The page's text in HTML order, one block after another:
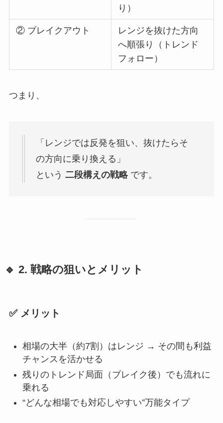
り）
② ブレイクアウト
レンジを抜けた方向
へ順張り（トレンド
フォロー）
つまり、
「レンジでは反発を狙い、抜けたらそ
の方向に乗り換える」
という 二段構えの戦略です。
🔹 2. 戦略の狙いとメリット
✅ メリット
相場の大半（約7割）はレンジ → その間も利益
チャンスを活かせる
残りのトレンド局面（ブレイク後）でも流れに
乗れる
“どんな相場でも対応しやすい”万能タイプ